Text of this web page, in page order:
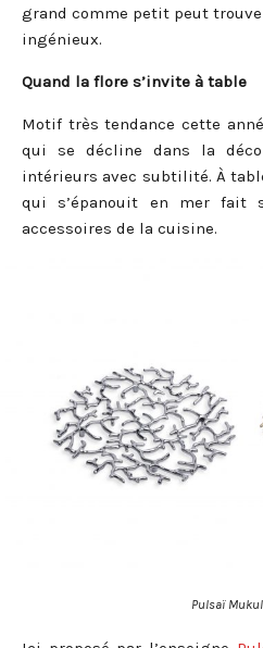
grand comme petit peut
ingénieux.
Quand la flore s’invite à table
Motif très tendance cette
qui se décline dans la
intérieurs avec subtilité. À
qui s’épanouit en mer fait
accessoires de la cuisine.
Pulsaï